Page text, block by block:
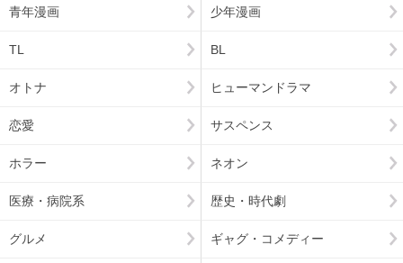
青年漫画 少年漫画
TL BL
オトナ ヒューマンドラマ
恋愛 サスペンス
ホラー ネオン
医療・病院系 歴史・時代劇
グルメ ギャグ・コメディー